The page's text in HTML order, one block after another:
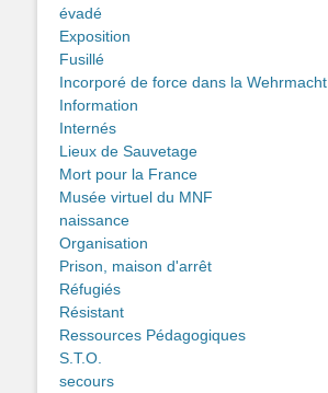
évadé
Exposition
Fusillé
Incorporé de force dans la Wehrmacht
Information
Internés
Lieux de Sauvetage
Mort pour la France
Musée virtuel du MNF
naissance
Organisation
Prison, maison d'arrêt
Réfugiés
Résistant
Ressources Pédagogiques
S.T.O.
secours